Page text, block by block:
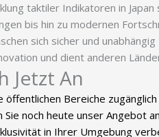
taktiler Indikatoren in
bis hin zu modernen
sich sicher und
und dient anderen
Jetzt An
öffentlichen Bereiche
Sie noch heute unser Angebot
in Ihrer Umgebung